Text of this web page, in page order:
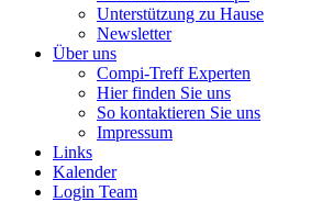
Unterstützung zu Hause
Newsletter
Über uns
Compi-Treff Experten
Hier finden Sie uns
So kontaktieren Sie uns
Impressum
Links
Kalender
Login Team